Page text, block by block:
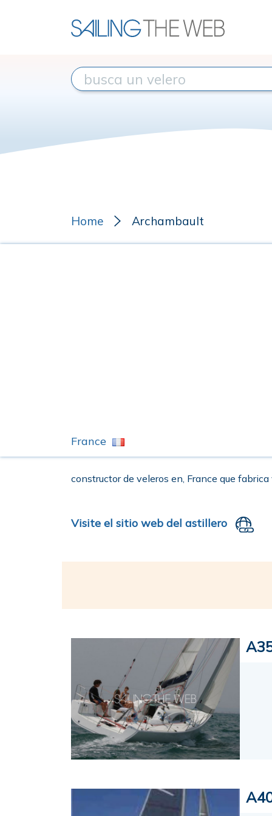
Home Archambault
France
constructor de veleros en, France que fabrica
Visite el sitio web del astillero